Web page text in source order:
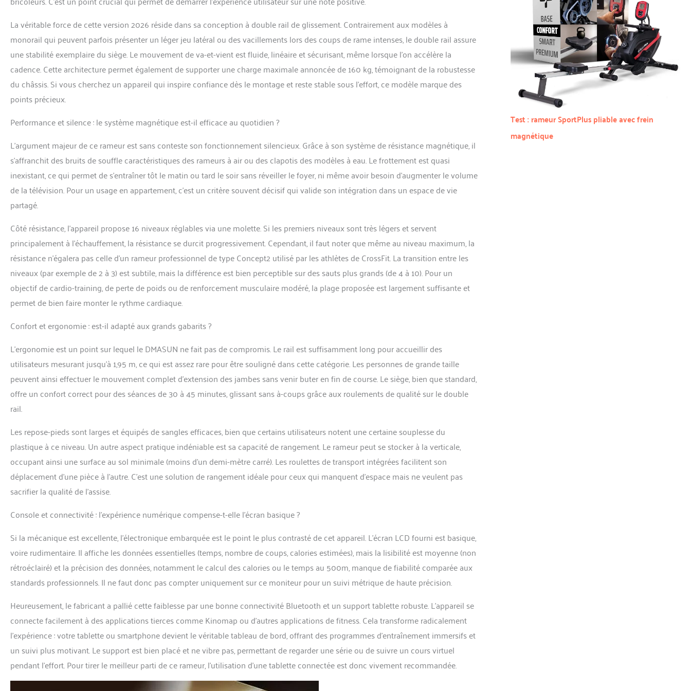
temps réel sur smartphone ou tablette. Inclus un support de tablette pratique pour
expérience interactive et motivante pour atteindre vos objectifs. 【𝐄𝐱𝐭𝐫𝐞̂𝐦𝐞𝐦𝐞𝐧𝐭 𝐆𝐚𝐢𝐧
𝐝𝐞 𝐏𝐥𝐚𝐜𝐞 & 𝐏𝐫𝐞̂𝐭 𝐞𝐧 𝟐𝟎 𝐌𝐢𝐧𝐮𝐭𝐞𝐬】 DMASUN rameur pliable appartement design pliable à
180°, ce rameur n'occupe que 0,4 m² après usage. Les roulettes de transport
permettent un rangement sans effort. Livré pré-assemblé à 90 %, il ne nécessite que 20
minutes de montage final pour commencer votre entraînement. Une solution
compacte et rapide, parfaite pour les appartements et les espaces de vie optimisés.
【𝐅𝐢𝐚𝐛𝐥𝐞 – 𝐕𝐨𝐭𝐫𝐞 𝐏𝐚𝐫𝐭𝐞𝐧𝐚𝐢𝐫𝐞 𝐅𝐢𝐭𝐧𝐞𝐬𝐬】 DMASUN engage sur la qualité. Bénéficiez d'un
dans votre santé dès aujourd'hui avec un équipement conçu pour durer et vous
La véritable force de cette version 2026 réside dans sa conception à double rail de glissement. Contrairement aux modèles à
monorail qui peuvent parfois présenter un léger jeu latéral ou des vacillements lors des coups de rame intenses, le double rail assure
une stabilité exemplaire du siège. Le mouvement de va-et-vient est fluide, linéaire et sécurisant, même lorsque l’on accélère la
cadence. Cette architecture permet également de supporter une charge maximale annoncée de 160 kg, témoignant de la robustesse
du châssis. Si vous cherchez un appareil qui inspire confiance dès le montage et reste stable sous l’effort, ce modèle marque des
points précieux.
Performance et silence : le système magnétique est-il efficace au quotidien ?
L’argument majeur de ce rameur est sans conteste son fonctionnement silencieux. Grâce à son système de résistance magnétique, il
s’affranchit des bruits de souffle caractéristiques des rameurs à air ou des clapotis des modèles à eau. Le frottement est quasi
inexistant, ce qui permet de s’entraîner tôt le matin ou tard le soir sans réveiller le foyer, ni même avoir besoin d’augmenter le volume
de la télévision. Pour un usage en appartement, c’est un critère souvent décisif qui valide son intégration dans un espace de vie
partagé.
Côté résistance, l’appareil propose 16 niveaux réglables via une molette. Si les premiers niveaux sont très légers et servent
principalement à l’échauffement, la résistance se durcit progressivement. Cependant, il faut noter que même au niveau maximum, la
résistance n’égalera pas celle d’un rameur professionnel de type Concept2 utilisé par les athlètes de CrossFit. La transition entre les
niveaux (par exemple de 2 à 3) est subtile, mais la différence est bien perceptible sur des sauts plus grands (de 4 à 10). Pour un
objectif de cardio-training, de perte de poids ou de renforcement musculaire modéré, la plage proposée est largement suffisante et
permet de bien faire monter le rythme cardiaque.
Confort et ergonomie : est-il adapté aux grands gabarits ?
L’ergonomie est un point sur lequel le DMASUN ne fait pas de compromis. Le rail est suffisamment long pour accueillir des
utilisateurs mesurant jusqu’à 1,95 m, ce qui est assez rare pour être souligné dans cette catégorie. Les personnes de grande taille
peuvent ainsi effectuer le mouvement complet d’extension des jambes sans venir buter en fin de course. Le siège, bien que standard,
offre un confort correct pour des séances de 30 à 45 minutes, glissant sans à-coups grâce aux roulements de qualité sur le double
rail.
Les repose-pieds sont larges et équipés de sangles efficaces, bien que certains utilisateurs notent une certaine souplesse du
plastique à ce niveau. Un autre aspect pratique indéniable est sa capacité de rangement. Le rameur peut se stocker à la verticale,
occupant ainsi une surface au sol minimale (moins d’un demi-mètre carré). Les roulettes de transport intégrées facilitent son
déplacement d’une pièce à l’autre. C’est une solution de rangement idéale pour ceux qui manquent d’espace mais ne veulent pas
sacrifier la qualité de l’assise.
Console et connectivité : l’expérience numérique compense-t-elle l’écran basique ?
Si la mécanique est excellente, l’électronique embarquée est le point le plus contrasté de cet appareil. L’écran LCD fourni est basique,
voire rudimentaire. Il affiche les données essentielles (temps, nombre de coups, calories estimées), mais la lisibilité est moyenne (non
rétroéclairé) et la précision des données, notamment le calcul des calories ou le temps au 500m, manque de fiabilité comparée aux
standards professionnels. Il ne faut donc pas compter uniquement sur ce moniteur pour un suivi métrique de haute précision.
Heureusement, le fabricant a pallié cette faiblesse par une bonne connectivité Bluetooth et un support tablette robuste. L’appareil se
connecte facilement à des applications tierces comme Kinomap ou d’autres applications de fitness. Cela transforme radicalement
l’expérience : votre tablette ou smartphone devient le véritable tableau de bord, offrant des programmes d’entraînement immersifs et
un suivi plus motivant. Le support est bien placé et ne vibre pas, permettant de regarder une série ou de suivre un cours virtuel
pendant l’effort. Pour tirer le meilleur parti de ce rameur, l’utilisation d’une tablette connectée est donc vivement recommandée.
Test : rameur SportPlus pliable avec frein
magnétique